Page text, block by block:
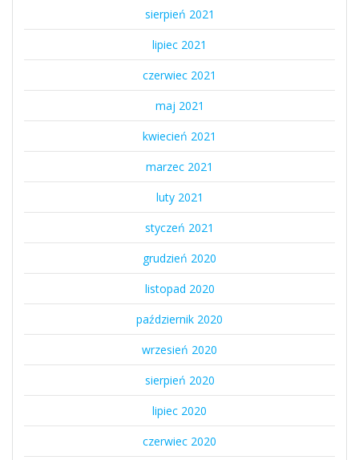
sierpień 2021
lipiec 2021
czerwiec 2021
maj 2021
kwiecień 2021
marzec 2021
luty 2021
styczeń 2021
grudzień 2020
listopad 2020
październik 2020
wrzesień 2020
sierpień 2020
lipiec 2020
czerwiec 2020